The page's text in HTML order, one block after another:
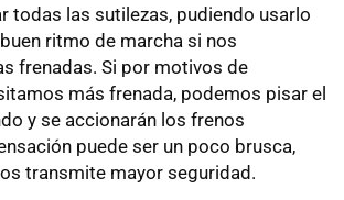
todas las sutilezas, pudiendo usarlo
ritmo de marcha si nos
frenadas. Si por motivos de
más frenada, podemos pisar el
y se accionarán los frenos
puede ser un poco brusca,
transmite mayor seguridad.